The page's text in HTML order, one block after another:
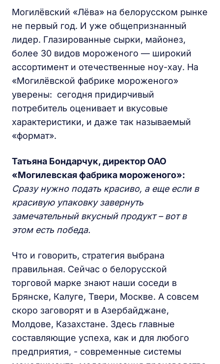
Могилёвский «Лёва» на белорусском рынке
не первый год. И уже общепризнанный
лидер. Глазированные сырки, майонез,
более 30 видов мороженого — широкий
ассортимент и отечественные ноу-хау. На
«Могилёвской фабрике мороженого»
уверены: сегодня придирчивый
потребитель оценивает и вкусовые
характеристики, и даже так называемый
«формат».
Татьяна Бондарчук, директор ОАО
«Могилевская фабрика мороженого»:
Сразу нужно подать красиво, а еще если в
красивую упаковку завернуть
замечательный вкусный продукт – вот в
этом есть победа.
Что и говорить, стратегия выбрана
правильная. Сейчас о белорусской
торговой марке знают наши соседи в
Брянске, Калуге, Твери, Москве. А совсем
скоро заговорят и в Азербайджане,
Молдове, Казахстане. Здесь главные
составляющие успеха, как и для любого
предприятия, - современные системы